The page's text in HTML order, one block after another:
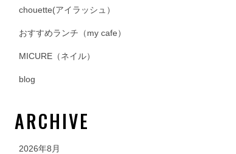
chouette(アイラッシュ）
おすすめランチ（my cafe）
MICURE（ネイル）
blog
ARCHIVE
2026年8月